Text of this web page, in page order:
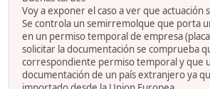
Voy a exponer el caso a ver que actuación
Se controla un semirremolque que porta
en un permiso temporal de empresa
solicitar la documentación se comprueba
correspondiente permiso temporal y que
documentación de un país extranjero ya